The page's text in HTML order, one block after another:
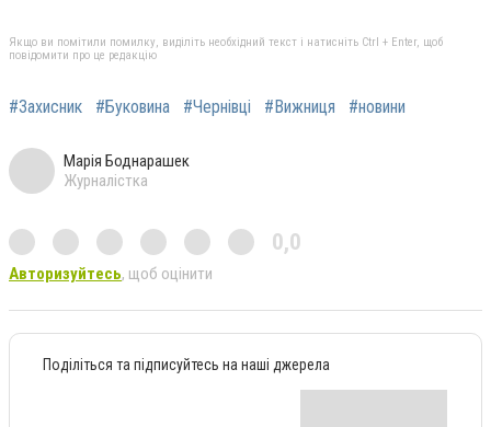
Якщо ви помітили помилку, виділіть необхідний текст і натисніть Ctrl + Enter, щоб
повідомити про це редакцію
#Захисник #Буковина #Чернівці #Вижниця #новини
Марія Боднарашек
Журналістка
0,0
Авторизуйтесь, щоб оцінити
Поділіться та підписуйтесь на наші джерела